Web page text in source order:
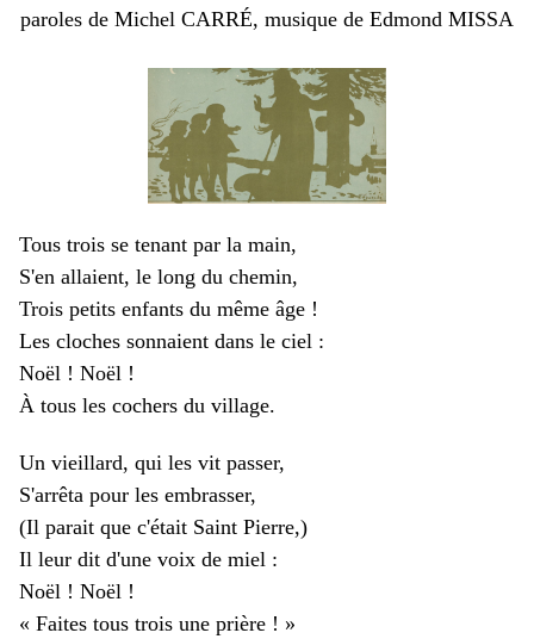
paroles de Michel CARRÉ, musique de Edmond MISSA
Tous trois se tenant par la main,
S'en allaient, le long du chemin,
Trois petits enfants du même âge !
Les cloches sonnaient dans le ciel :
Noël ! Noël !
À tous les cochers du village.
Un vieillard, qui les vit passer,
S'arrêta pour les embrasser,
(Il parait que c'était Saint Pierre,)
Il leur dit d'une voix de miel :
Noël ! Noël !
« Faites tous trois une prière ! »